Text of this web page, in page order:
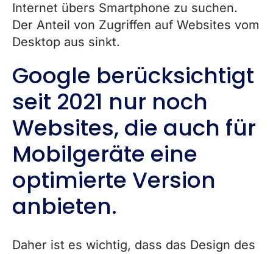
Internet übers Smartphone zu suchen.
Der Anteil von Zugriffen auf Websites vom
Desktop aus sinkt.
Google berücksichtigt
seit 2021 nur noch
Websites, die auch für
Mobilgeräte eine
optimierte Version
anbieten.
Daher ist es wichtig, dass das Design des